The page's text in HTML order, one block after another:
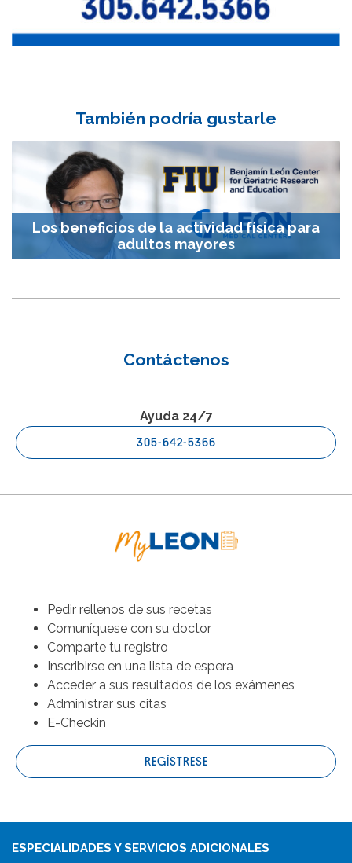
También podría gustarle
Los beneficios de la actividad física para
adultos mayores
Contáctenos
Ayuda 24/7
305-642-5366
Pedir rellenos de sus recetas
Comuníquese con su doctor
Comparte tu registro
Inscribirse en una lista de espera
Acceder a sus resultados de los exámenes
Administrar sus citas
E-Checkin
REGÍSTRESE
ESPECIALIDADES Y SERVICIOS ADICIONALES